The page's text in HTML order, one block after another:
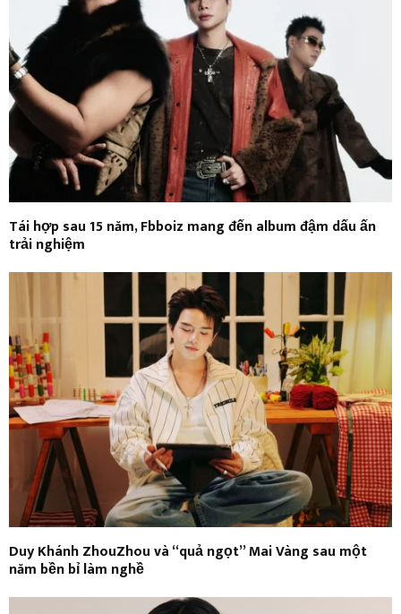
Tái hợp sau 15 năm, Fbboiz mang đến album đậm dấu ấn
trải nghiệm
Duy Khánh ZhouZhou và “quả ngọt” Mai Vàng sau một
năm bền bỉ làm nghề